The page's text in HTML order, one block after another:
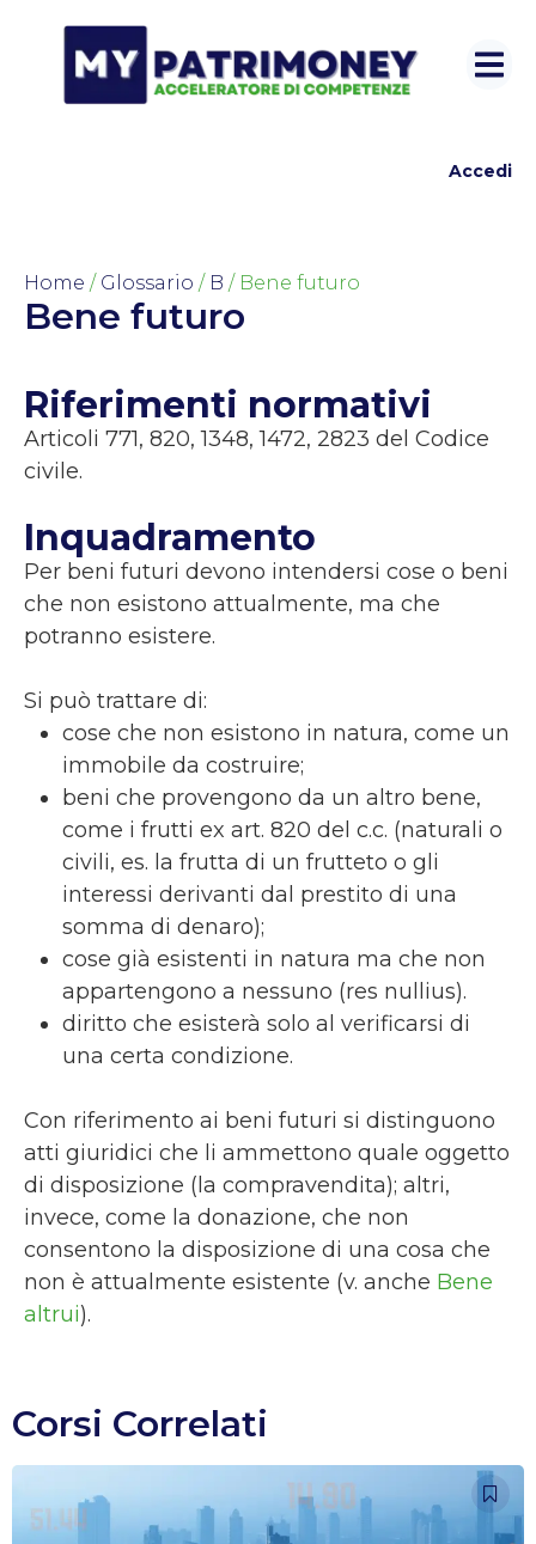
Accedi
Home / Glossario / B / Bene futuro
Bene futuro
Riferimenti normativi
Articoli 771, 820, 1348, 1472, 2823 del Codice
civile.
Inquadramento
Per beni futuri devono intendersi cose o beni
che non esistono attualmente, ma che
potranno esistere.
Si può trattare di:
cose che non esistono in natura, come un
immobile da costruire;
beni che provengono da un altro bene,
come i frutti ex art. 820 del c.c. (naturali o
civili, es. la frutta di un frutteto o gli
interessi derivanti dal prestito di una
somma di denaro);
cose già esistenti in natura ma che non
appartengono a nessuno (res nullius).
diritto che esisterà solo al verificarsi di
una certa condizione.
Con riferimento ai beni futuri si distinguono
atti giuridici che li ammettono quale oggetto
di disposizione (la compravendita); altri,
invece, come la donazione, che non
consentono la disposizione di una cosa che
non è attualmente esistente (v. anche Bene
altrui).
Corsi Correlati